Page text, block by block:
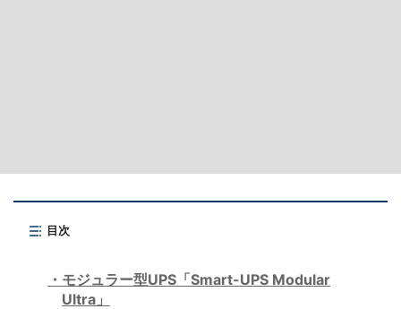
目次
モジュラー型UPS「Smart-UPS Modular
Ultra」